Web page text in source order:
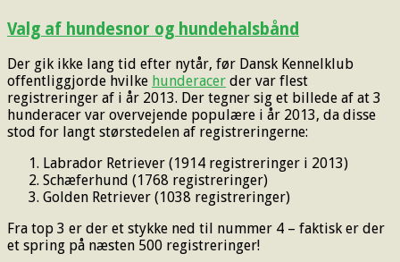
Valg af hundesnor og hundehalsbånd
Der gik ikke lang tid efter nytår, før Dansk Kennelklub
offentliggjorde hvilke hunderacer der var flest
registreringer af i år 2013. Der tegner sig et billede af at 3
hunderacer var overvejende populære i år 2013, da disse
stod for langt størstedelen af registreringerne:
Labrador Retriever (1914 registreringer i 2013)
Schæferhund (1768 registreringer)
Golden Retriever (1038 registreringer)
Fra top 3 er der et stykke ned til nummer 4 – faktisk er der
et spring på næsten 500 registreringer!